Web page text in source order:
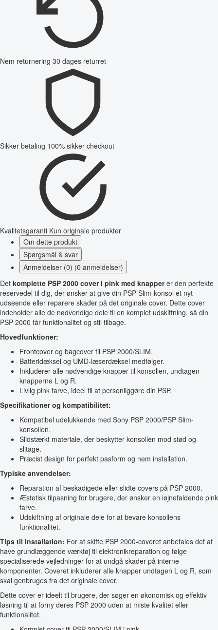
Nem returnering 30 dages returret
Sikker betaling 100% sikker checkout
Kvalitetsgaranti Kun originale produkter
Om dette produkt
Spørgsmål & svar
Anmeldelser (0) (0 anmeldelser)
Det komplette PSP 2000 cover i pink med knapperer den perfekte
reservedel til dig, der ønsker at give din PSP Slim-konsol et nyt
udseende eller reparere skader på det originale cover. Dette cover
indeholder alle de nødvendige dele til en komplet udskiftning, så din
PSP 2000 får funktionalitet og stil tilbage.
Hovedfunktioner:
Frontcover og bagcover til PSP 2000/SLIM.
Batteridæksel og UMD-læserdæksel medfølger.
Inkluderer alle nødvendige knapper til konsollen, undtagen
knapperne L og R.
Livlig pink farve, ideel til at personliggøre din PSP.
Specifikationer og kompatibilitet:
Kompatibel udelukkende med Sony PSP 2000/PSP Slim-
konsollen.
Slidstærkt materiale, der beskytter konsollen mod stød og
slitage.
Præcist design for perfekt pasform og nem installation.
Typiske anvendelser:
Reparation af beskadigede eller slidte covers på PSP 2000.
Æstetisk tilpasning for brugere, der ønsker en iøjnefaldende pink
farve.
Udskiftning af originale dele for at bevare konsollens
funktionalitet.
Tips til installation: For at skifte PSP 2000-coveret anbefales det at
have grundlæggende værktøj til elektronikreparation og følge
specialiserede vejledninger for at undgå skader på interne
komponenter. Coveret inkluderer alle knapper undtagen L og R, som
skal genbruges fra det originale cover.
Dette cover er ideelt til brugere, der søger en økonomisk og effektiv
løsning til at forny deres PSP 2000 uden at miste kvalitet eller
funktionalitet.